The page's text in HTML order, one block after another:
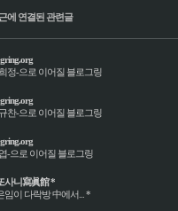
에 연결된 관련글
정-으로 이어질 블로그링
찬-으로 이어질 블로그링
-으로 이어질 블로그링
사니寫眞館 *
임이 다락방 中에서... *